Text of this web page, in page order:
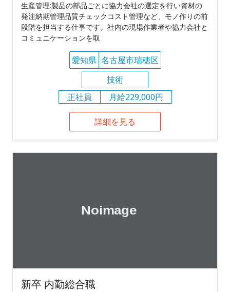
生産管理:製品の部品ごとに協力会社の選定を行い資材の
発注納期管理品質チェックコスト管理など、モノ作りの前
段階を担当する仕事です。社内の現場作業者や協力会社と
コミュニケーションを取
愛知県 名古屋市瑞穂区
技術
正社員
月給229,000円
詳細を見る
新卒 内勤総合職